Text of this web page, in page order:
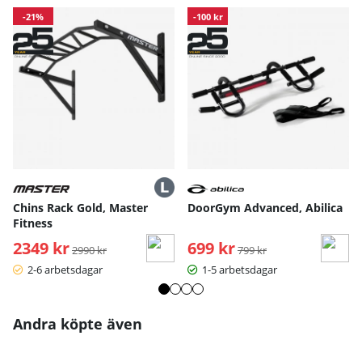
-21%
Chins Rack Gold, Master
Fitness
2349 kr Ordinarie pris:
2990 kr
2-6 arbetsdagar
-100 kr
DoorGym Advanced, Abilica
699 krOrdinarie pris:
799 kr
1-5 arbetsdagar
Andra köpte även